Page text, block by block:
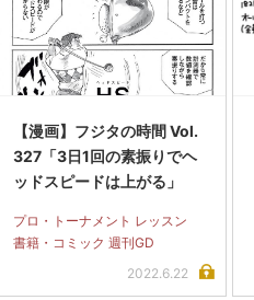
【漫画】フジタの時間 Vol.
327「3日1回の素振りでヘ
ッドスピードは上がる」
プロ・トーナメント レッスン
書籍・コミック 週刊GD
2022.6.22